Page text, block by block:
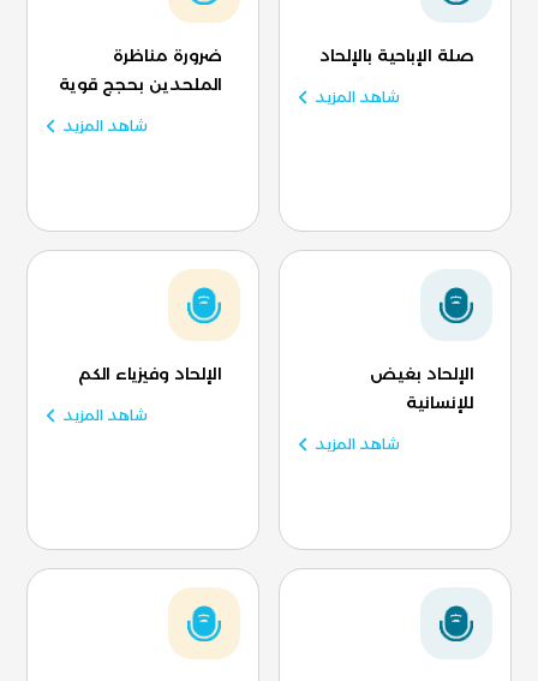
صلة الإباحية بالإلحاد
شاهد المزيد
ضرورة مناظرة
الملحدين بحجج قوية
شاهد المزيد
الإلحاد بغيض
للإنسانية
شاهد المزيد
الإلحاد وفيزياء الكم
شاهد المزيد